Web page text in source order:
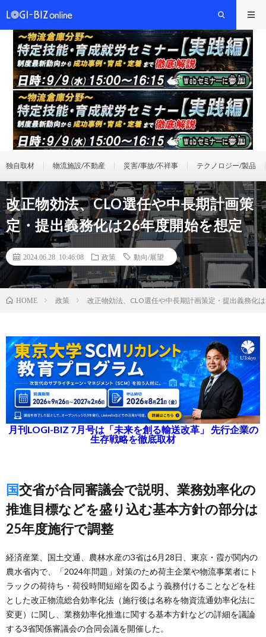
独自取材 物流施設/不動産 災害/事故/不祥事 テクノロジー/製品
改正物効法、CLO選任や中長期計画策
定・提出義務化は26年度開始を想定
2024.06.28 10:46:08 政策 動向/展望
HOME 政策 改正物効法、CLO選任や中長期計画策定・提出義務化
月刊LOGI-BIZ 7月号は「未来を創る輸送改革」 先行企業の
生存戦略を徹底取材
国交省が合同審議会で説明、業務効率化の
推進目標などを盛り込む基本方針の部分は
25年度施行で調整
経済産業、国土交通、農林水産の3省は6月28日、東京・霞が関内の
農水省内で、「2024年問題」対策のため荷主企業や物流事業者にト
ラックの荷待ち・荷役時間短縮を図るよう義務付けることなどを柱
とした改正物流総合効率化法（施行後は名称を物資流通効率化法に
変更）に関し、業務効率化推進に関する基本方針などの詳細を議論
する3省関係審議会の合同会議を開催した。